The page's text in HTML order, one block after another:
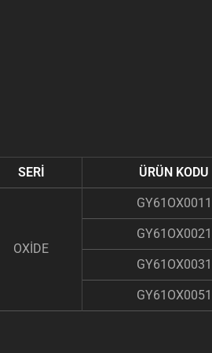
SERİ ÜRÜN KODU
OXİDE
GY61OX0011
GY61OX0021
GY61OX0031
GY61OX0051